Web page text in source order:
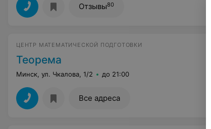
Отзывы80
ЦЕНТР МАТЕМАТИЧЕСКОЙ ПОДГОТОВКИ
Теорема
Минск, ул. Чкалова, 1/2 до 21:00
Все адреса